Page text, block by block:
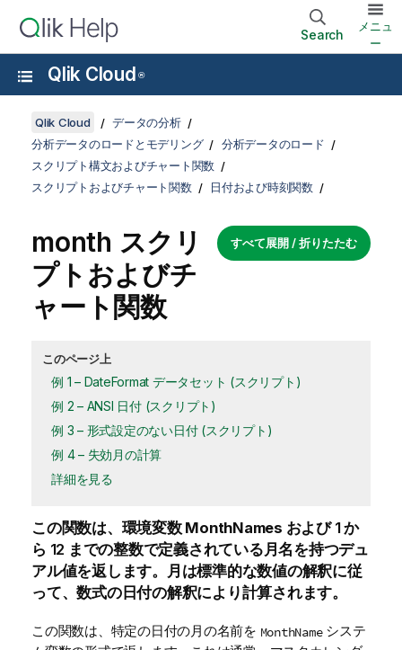
Search
メニュ
ー
Qlik Cloud ®
Qlik Cloud
データの分析
分析データのロードとモデリング
分析データのロード
スクリプト構文およびチャート関数
スクリプトおよびチャート関数
日付および時刻関数
すべて展開 / 折りたたむ
month スクリ
プトおよびチ
ャート関数
このページ上
例 1 – DateFormat データセット (スクリプト)
例 2 – ANSI 日付 (スクリプト)
例 3 – 形式設定のない日付 (スクリプト)
例 4 – 失効月の計算
詳細を見る
この関数は、環境変数 MonthNames および 1 か
ら 12 までの整数で定義されている月名を持つデュ
アル値を返します。月は標準的な数値の解釈に従
って、数式の日付の解釈により計算されます。
この関数は、特定の日付の月の名前を MonthNameシステ